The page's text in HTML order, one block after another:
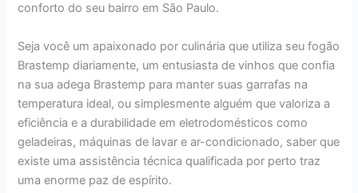
conforto do seu bairro em São Paulo.
Seja você um apaixonado por culinária que utiliza seu fogão
Brastemp diariamente, um entusiasta de vinhos que confia
na sua adega Brastemp para manter suas garrafas na
temperatura ideal, ou simplesmente alguém que valoriza a
eficiência e a durabilidade em eletrodomésticos como
geladeiras, máquinas de lavar e ar-condicionado, saber que
existe uma assistência técnica qualificada por perto traz
uma enorme paz de espírito.